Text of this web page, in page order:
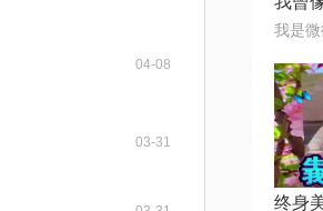
04-08
03-31
我是
终身